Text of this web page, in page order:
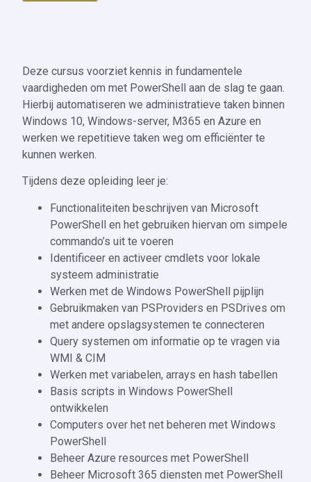
Deze cursus voorziet kennis in fundamentele
vaardigheden om met PowerShell aan de slag te gaan.
Hierbij automatiseren we administratieve taken binnen
Windows 10, Windows-server, M365 en Azure en
werken we repetitieve taken weg om efficiënter te
kunnen werken.
Tijdens deze opleiding leer je:
Functionaliteiten beschrijven van Microsoft
PowerShell en het gebruiken hiervan om simpele
commando’s uit te voeren
Identificeer en activeer cmdlets voor lokale
systeem administratie
Werken met de Windows PowerShell pijplijn
Gebruikmaken van PSProviders en PSDrives om
met andere opslagsystemen te connecteren
Query systemen om informatie op te vragen via
WMI & CIM
Werken met variabelen, arrays en hash tabellen
Basis scripts in Windows PowerShell
ontwikkelen
Computers over het net beheren met Windows
PowerShell
Beheer Azure resources met PowerShell
Beheer Microsoft 365 diensten met PowerShell